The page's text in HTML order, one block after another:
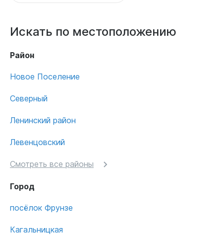
Искать по местоположению
Район
Новое Поселение
Северный
Ленинский район
Левенцовский
Смотреть все районы
Город
посёлок Фрунзе
Кагальницкая